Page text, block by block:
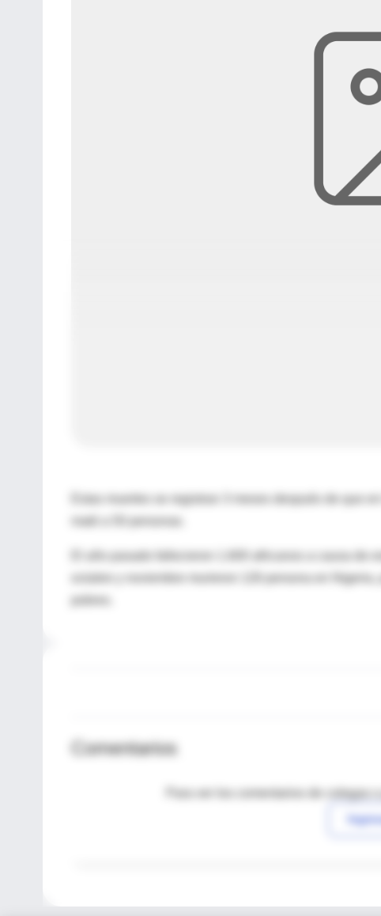
Estas muertes se registran 3 meses después de que
El año pasado fallecieron 1.600 africanos a causa de
octubre y noviembre murieron 126 persona en
Comentarios
Para ver los comentarios de colegas